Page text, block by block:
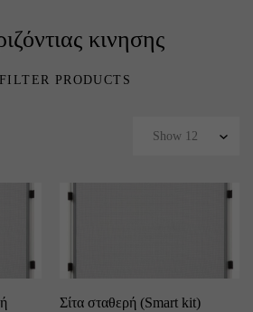
κινησης
FILTER PRODUCTS
Σίτα σταθερή (Smart kit)